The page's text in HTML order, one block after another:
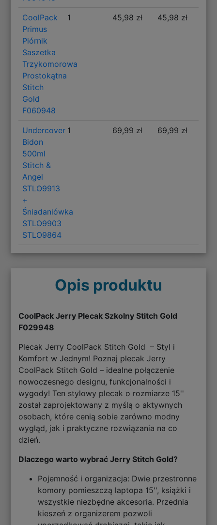
CoolPack
Primus
Piórnik
Saszetka
Trzykomorowa
Prostokątna
Stitch
Gold
F060948
1 45,98 zł 45,98 zł
Undercover
Bidon
500ml
Stitch &
Angel
STLO9913
+
Śniadaniówka
STLO9903
STLO9864
1 69,99 zł 69,99 zł
Opis produktu
CoolPack Jerry Plecak Szkolny Stitch Gold
F029948
Plecak Jerry CoolPack Stitch Gold – Styl i
Komfort w Jednym! Poznaj plecak Jerry
CoolPack Stitch Gold – idealne połączenie
nowoczesnego designu, funkcjonalności i
wygody! Ten stylowy plecak o rozmiarze 15''
został zaprojektowany z myślą o aktywnych
osobach, które cenią sobie zarówno modny
wygląd, jak i praktyczne rozwiązania na co
dzień.
Dlaczego warto wybrać Jerry Stitch Gold?
Pojemność i organizacja: Dwie przestronne
komory pomieszczą laptopa 15'', książki i
wszystkie niezbędne akcesoria. Przednia
kieszeń z organizerem pozwoli